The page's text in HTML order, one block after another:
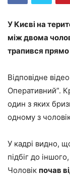
У Києві на
між двома
трапився прямо
Відповідне
Оперативний”.
один з яких
одному з
У кадрі видно,
підбіг до
Чоловік почав